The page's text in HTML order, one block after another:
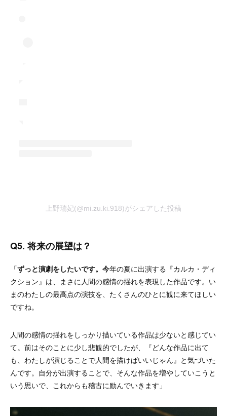
上野瑞妃(@mi.zu.ki.918)がシェアした投稿
Q5. 将来の展望は？
「ずっと演劇をしたいです。今年の夏に出演する『カルカ・ディ
クション』は、まさに人間の感情の揺れを表現した作品です。い
まのわたしの最高点の演技を、たくさんのひとに観に来てほしい
ですね。
人間の感情の揺れをしっかり描いている作品は少ないと感じてい
て。前はそのことに少し悲観的でしたが、『どんな作品に出て
も、わたしが演じることで人間を描けばいいじゃん』と気づいた
んです。自分が出演することで、そんな作品を増やしていこうと
いう思いで、これからも稽古に励んでいきます」